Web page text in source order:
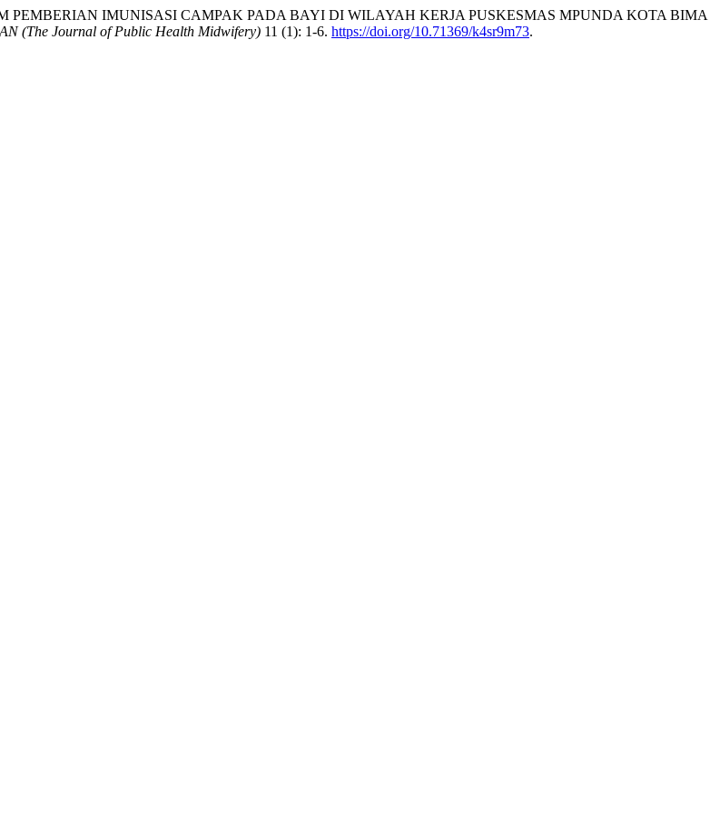
IMUNISASI CAMPAK PADA BAYI DI WILAYAH KERJA PUSKESMAS MPUNDA KOTA BIMA
(The Journal of Public Health Midwifery) 11 (1): 1-6. https://doi.org/10.71369/k4sr9m73.